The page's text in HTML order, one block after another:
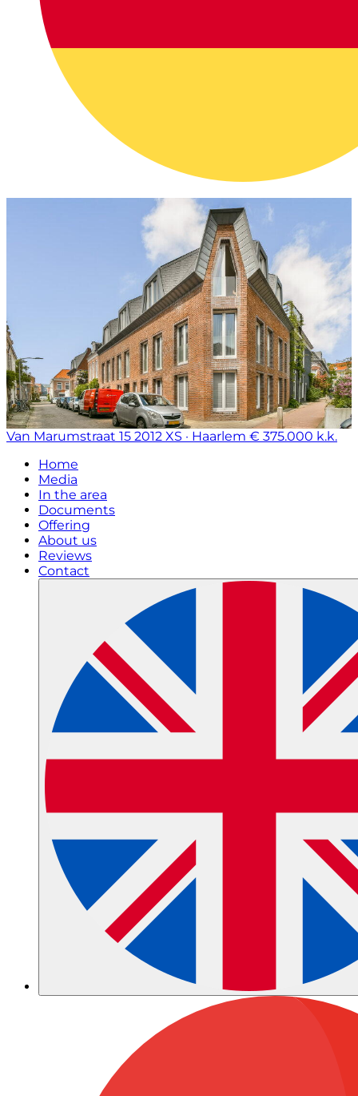
Van Marumstraat 15 2012 XS · Haarlem € 375.000 k.k.
Home
Media
In the area
Documents
Offering
About us
Reviews
Contact